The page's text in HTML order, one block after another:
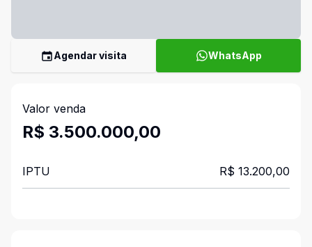
Agendar visita WhatsApp
Valor venda
R$ 3.500.000,00
IPTU R$ 13.200,00